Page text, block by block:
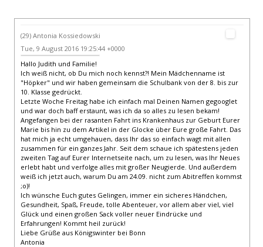
(29) Antonia Kossiedowski
Tue, 9 August 2016 19:25:44 +0000
Hallo Judith und Familie!
Ich weiß nicht, ob Du mich noch kennst?! Mein Mädchenname ist
"Höpker" und wir haben gemeinsam die Schulbank von der 8. bis zur
10. Klasse gedrückt.
Letzte Woche Freitag habe ich einfach mal Deinen Namen gegooglet
und war doch baff erstaunt, was ich da so alles zu lesen bekam!
Angefangen bei der rasanten Fahrt ins Krankenhaus zur Geburt Eurer
Marie bis hin zu dem Artikel in der Glocke über Eure große Fahrt. Das
hat mich ja echt umgehauen, dass Ihr das so einfach wagt mit allen
zusammen für ein ganzes Jahr. Seit dem schaue ich spätestens jeden
zweiten Tag auf Eurer Internetseite nach, um zu lesen, was Ihr Neues
erlebt habt und verfolge alles mit großer Neugierde. Und außerdem
weiß ich jetzt auch, warum Du am 24.09. nicht zum Abitreffen kommst
;o)!
Ich wünsche Euch gutes Gelingen, immer ein sicheres Händchen,
Gesundheit, Spaß, Freude, tolle Abenteuer, vor allem aber viel, viel
Glück und einen großen Sack voller neuer Eindrücke und
Erfahrungen! Kommt heil zurück!
Liebe Grüße aus Königswinter bei Bonn
Antonia